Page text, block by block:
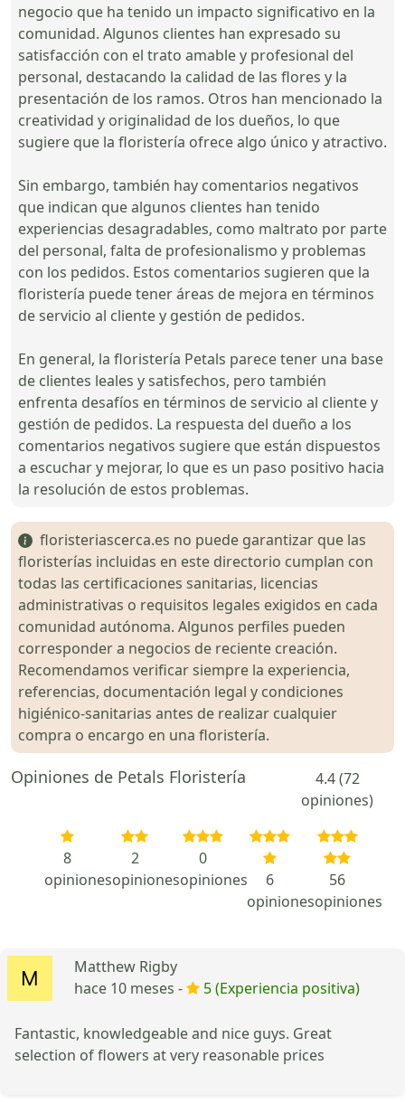
negocio que ha tenido un impacto significativo en la
comunidad. Algunos clientes han expresado su
satisfacción con el trato amable y profesional del
personal, destacando la calidad de las flores y la
presentación de los ramos. Otros han mencionado la
creatividad y originalidad de los dueños, lo que
sugiere que la floristería ofrece algo único y atractivo.
Sin embargo, también hay comentarios negativos
que indican que algunos clientes han tenido
experiencias desagradables, como maltrato por parte
del personal, falta de profesionalismo y problemas
con los pedidos. Estos comentarios sugieren que la
floristería puede tener áreas de mejora en términos
de servicio al cliente y gestión de pedidos.
En general, la floristería Petals parece tener una base
de clientes leales y satisfechos, pero también
enfrenta desafíos en términos de servicio al cliente y
gestión de pedidos. La respuesta del dueño a los
comentarios negativos sugiere que están dispuestos
a escuchar y mejorar, lo que es un paso positivo hacia
la resolución de estos problemas.
floristeriascerca.es no puede garantizar que las
floristerías incluidas en este directorio cumplan con
todas las certificaciones sanitarias, licencias
administrativas o requisitos legales exigidos en cada
comunidad autónoma. Algunos perfiles pueden
corresponder a negocios de reciente creación.
Recomendamos verificar siempre la experiencia,
referencias, documentación legal y condiciones
higiénico-sanitarias antes de realizar cualquier
compra o encargo en una floristería.
Opiniones de Petals Floristería
4.4 (72
opiniones)
8
opiniones
2
opiniones
0
opiniones
6
opiniones
56
opiniones
Matthew Rigby
hace 10 meses -
5 (Experiencia positiva)
Fantastic, knowledgeable and nice guys. Great
selection of flowers at very reasonable prices